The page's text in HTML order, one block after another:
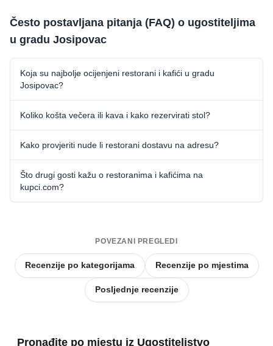
Često postavljana pitanja (FAQ) o ugostiteljima
u gradu Josipovac
Koja su najbolje ocijenjeni restorani i kafići u gradu
Josipovac?
Koliko košta večera ili kava i kako rezervirati stol?
Kako provjeriti nude li restorani dostavu na adresu?
Što drugi gosti kažu o restoranima i kafićima na
kupci.com?
POVEZANI PREGLEDI
Recenzije po kategorijama Recenzije po mjestima
Posljednje recenzije
Pronađite po mjestu iz Ugostiteljstvo